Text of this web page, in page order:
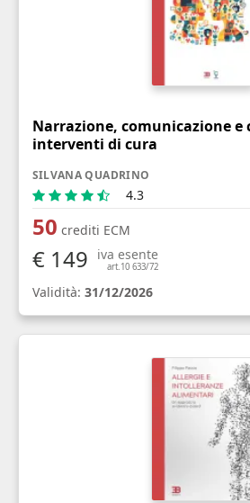
Narrazione, comunicazione e
interventi di cura
SILVANA QUADRINO
4.3
50 crediti ECM
€ 149 iva esente
art.10 633/72
Validità: 31/12/2026